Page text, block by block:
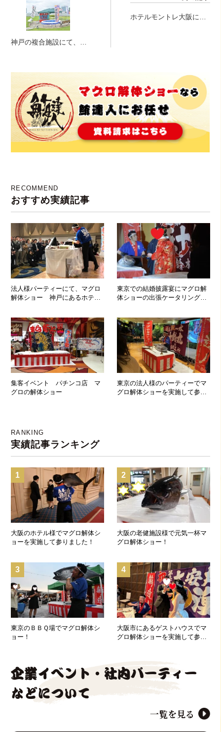
神戸の複合施設にて、鮎
ホテルモントレ大阪に
RECOMMEND
おすすめ実績記事
法人様パーティーにて、マグロ
解体ショー 神戸にあるホテル
東京での結婚披露宴にマグロ解
体ショーの出張ケータリングに
集客イベント パチンコ店 マ
グロの解体ショー
東京の法人様のパーティーでマ
グロ解体ショーを実施して参り
RANKING
実績記事ランキング
1
大阪のホテル様でマグロ解体シ
ョーを実施して参りました！
2
大阪の老健施設様で元気一杯マ
グロ解体ショー！
3
東京のＢＢＱ場でマグロ解体シ
ョー！
4
大阪市にあるゲストハウスでマ
グロ解体ショーを実施して参り
企業イベント・社内パーティー
などについて
一覧を見る